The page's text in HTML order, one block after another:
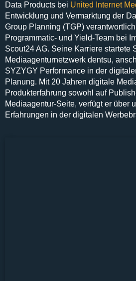
Data Products bei United Internet
Entwicklung und Vermarktung der
Group Planning (TGP)
Programmatic- und Yield-Team bei
Scout24 AG. Seine Karriere startete
Mediaagenturnetzwerk dentsu,
SYZYGY Performance in der
Planung. Mit 20 Jahren digitale
Produkterfahrung sowohl auf
Mediaagentur-Seite, verfügt er über
Erfahrungen in der digitalen